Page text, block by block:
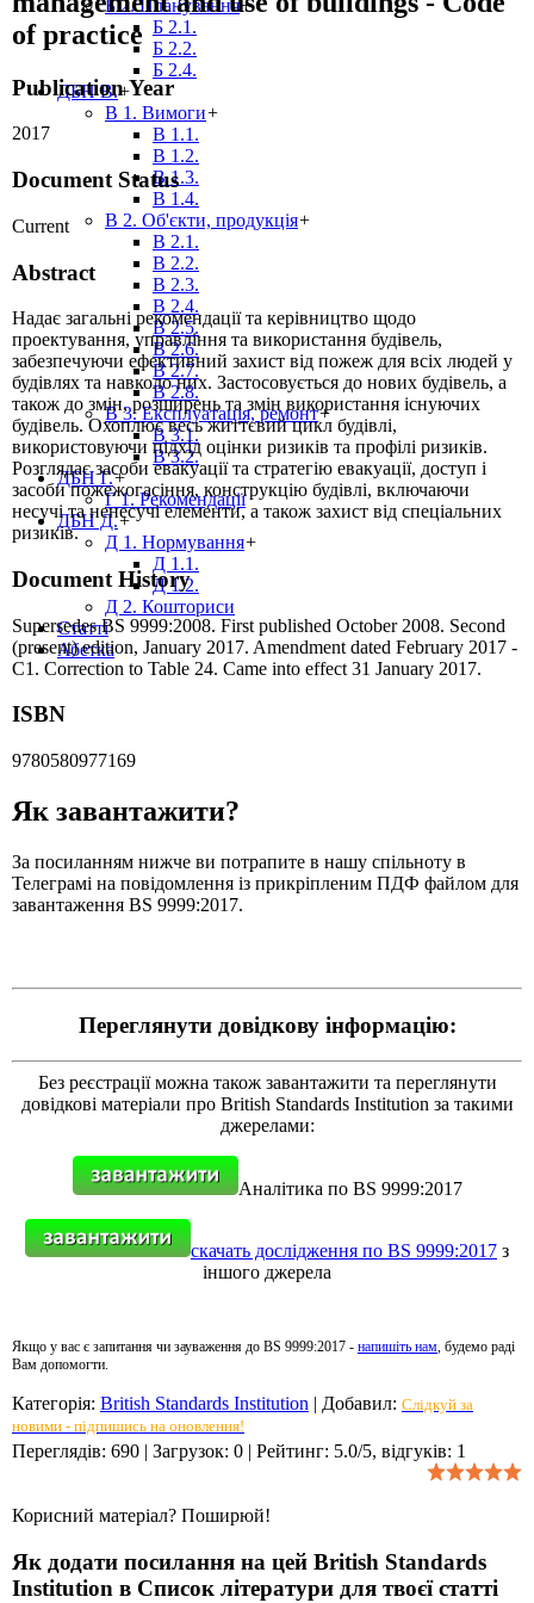
Б 2. Планування+
Б 2.1.
Б 2.2.
Б 2.4.
ДБН В.+
В 1. Вимоги+
В 1.1.
В 1.2.
В 1.3.
В 1.4.
В 2. Об'єкти, продукція+
В 2.1.
В 2.2.
В 2.3.
В 2.4.
В 2.5.
В 2.6.
В 2.7.
В 2.8.
В 3. Експлуатація, ремонт+
В 3.1.
В 3.2.
ДБН Г.+
Г 1. Рекомендації
ДБН Д.+
Д 1. Нормування+
Д 1.1.
Д 1.2.
Д 2. Кошториси
Статті
Абетка
of practice
Publication Year
2017
Document Status
Current
Abstract
Надає загальні рекомендації та керівництво щодо
проектування, управління та використання будівель,
забезпечуючи ефективний захист від пожеж для всіх людей у ​​
будівлях та навколо них. Застосовується до нових будівель, а
також до змін, розширень та змін використання існуючих
будівель. Охоплює весь життєвий цикл будівлі,
використовуючи підхід оцінки ризиків та профілі ризиків.
Розглядає засоби евакуації та стратегію евакуації, доступ і
засоби пожежогасіння, конструкцію будівлі, включаючи
несучі та ненесучі елементи, а також захист від спеціальних
ризиків.
Document History
Supersedes BS 9999:2008. First published October 2008. Second
(present) edition, January 2017. Amendment dated February 2017 -
C1. Correction to Table 24. Came into effect 31 January 2017.
ISBN
9780580977169
Як завантажити?
За посиланням нижче ви потрапите в нашу спільноту в
Телеграмі на повідомлення із прикріпленим ПДФ файлом для
завантаження BS 9999:2017.
Переглянути довідкову інформацію:
Без реєстрації можна також завантажити та переглянути
довідкові матеріали про British Standards Institution за такими
джерелами:
Аналітика по BS 9999:2017
скачать дослідження по BS 9999:2017 з
іншого джерела
Якщо у вас є запитання чи зауваження до BS 9999:2017 - напишіть нам, будемо раді
Вам допомогти.
Категорія: British Standards Institution | Добавил: Слідкуй за
новими - підпишись на оновлення!
Переглядів: 690 | Загрузок: 0 | Рейтинг: 5.0/5, відгуків: 1
Корисний матеріал? Поширюй!
Як додати посилання на цей British Standards
Institution в Список літератури для твоєї статті